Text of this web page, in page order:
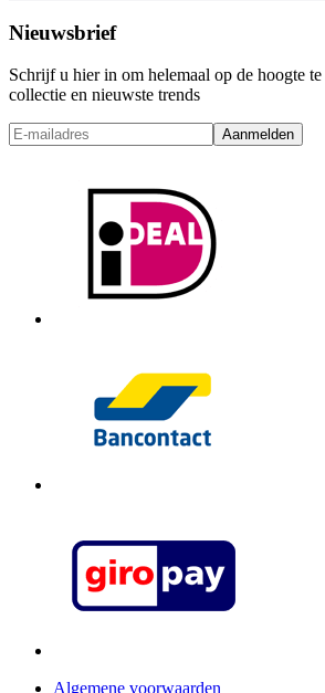
Nieuwsbrief
Schrijf u hier in om helemaal op de hoogte
collectie en nieuwste trends
Aanmelden
Algemene voorwaarden